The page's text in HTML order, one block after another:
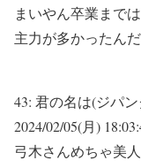
まいやん卒業まで
主力が多かったん
43: 君の名は(ジパン
2024/02/05(月)
弓木さんめちゃ美